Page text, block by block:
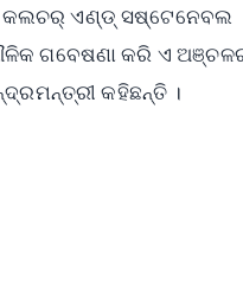
କଲଚର୍ ଏଣ୍ଡ୍ ସଷ୍ଟେନେବଲ
ଗବେଷଣା କରି ଏ
କହିଛନ୍ତି ।